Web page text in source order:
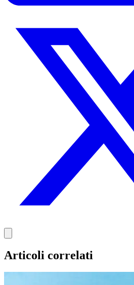
Articoli correlati